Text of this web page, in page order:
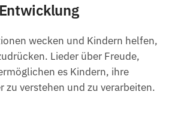
wecken und Kindern helfen,
Lieder über Freude,
es Kindern, ihre
zu verstehen und zu verarbeiten.